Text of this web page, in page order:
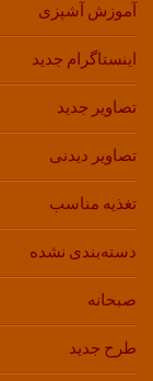
آموزش آشپزی
اینستاگرام جدید
تصاویر جدید
تصاویر دیدنی
تغذیه مناسب
دسته‌بندی نشده
صبحانه
طرح جدید